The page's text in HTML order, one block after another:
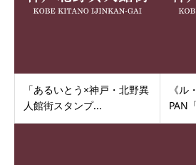
「あるいとう×神戸・北野異
人館街スタンプ...
《
PAN